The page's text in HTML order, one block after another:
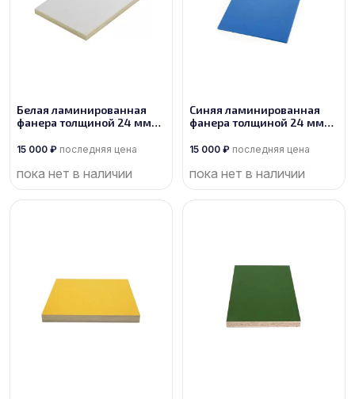
Белая ламинированная
фанера толщиной 24 мм
1/1
15 000 ₽ последняя цена
пока нет в наличии
Синяя ламинированная
фанера толщиной 24 мм
1/1
15 000 ₽ последняя цена
пока нет в наличии